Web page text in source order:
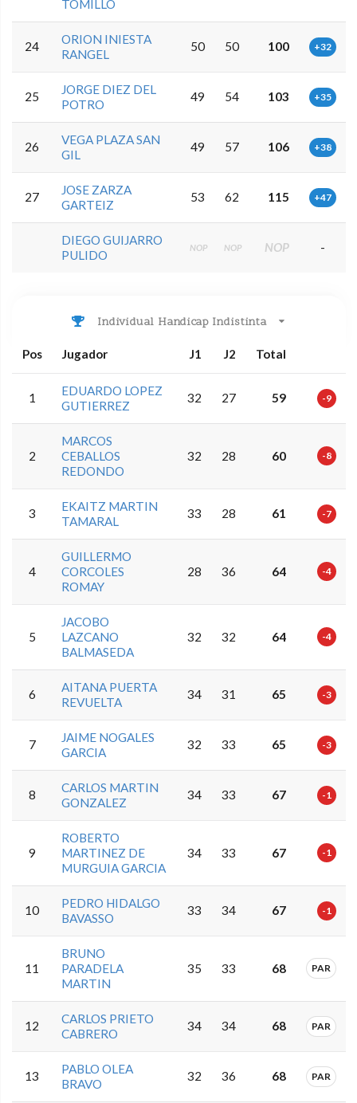
TOMILLO
24
ORION INIESTA
RANGEL
50 50 100 +32
25
JORGE DIEZ DEL
POTRO
49 54 103 +35
26
VEGA PLAZA SAN
GIL
49 57 106 +38
27
JOSE ZARZA
GARTEIZ
53 62 115 +47
DIEGO GUIJARRO
PULIDO
NOP NOP NOP -
Individual Handicap Indistinta
Pos Jugador J1 J2 Total
1
EDUARDO LOPEZ
GUTIERREZ
32 27 59 -9
2
MARCOS
CEBALLOS
REDONDO
32 28 60 -8
3
EKAITZ MARTIN
TAMARAL
33 28 61 -7
4
GUILLERMO
CORCOLES
ROMAY
28 36 64 -4
5
JACOBO
LAZCANO
BALMASEDA
32 32 64 -4
6
AITANA PUERTA
REVUELTA
34 31 65 -3
7
JAIME NOGALES
GARCIA
32 33 65 -3
8
CARLOS MARTIN
GONZALEZ
34 33 67 -1
9
ROBERTO
MARTINEZ DE
MURGUIA GARCIA
34 33 67 -1
10
PEDRO HIDALGO
BAVASSO
33 34 67 -1
11
BRUNO
PARADELA
MARTIN
35 33 68 PAR
12
CARLOS PRIETO
CABRERO
34 34 68 PAR
13
PABLO OLEA
BRAVO
32 36 68 PAR